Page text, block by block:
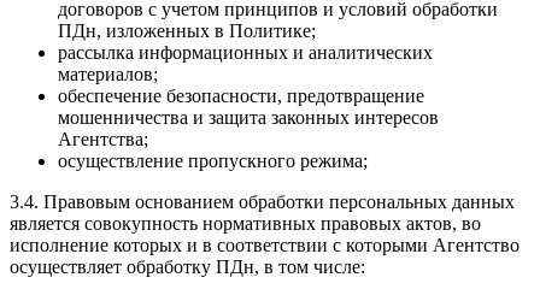
договоров с учетом принципов и условий обработки
ПДн, изложенных в Политике;
рассылка информационных и аналитических
материалов;
обеспечение безопасности, предотвращение
мошенничества и защита законных интересов
Агентства;
осуществление пропускного режима;
3.4. Правовым основанием обработки персональных данных
является совокупность нормативных правовых актов, во
исполнение которых и в соответствии с которыми Агентство
осуществляет обработку ПДн, в том числе: